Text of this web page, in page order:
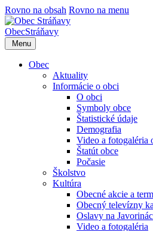
Rovno na obsah Rovno na menu
ObecStráňavy
Menu
Obec
Aktuality
Informácie o obci
O obci
Symboly obce
Štatistické údaje
Demografia
Video a fotogaléria
Štatút obce
Počasie
Školstvo
Kultúra
Obecné akcie a
Obecný televízny
Oslavy na
Video a fotogaléria